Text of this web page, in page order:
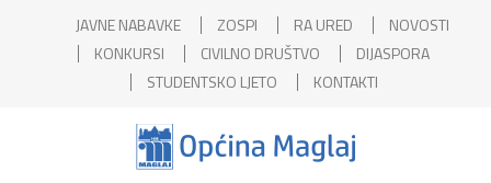
JAVNE NABAVKE ZOSPI RA URED
NOVOSTI
KONKURSI
CIVILNO DRUŠTVO
DIJASPORA
STUDENTSKO LJETO
KONTAKTI